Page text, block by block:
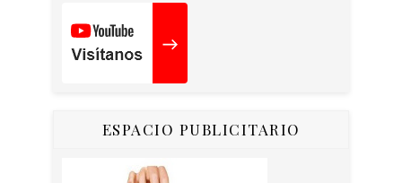
ESPACIO PUBLICITARIO